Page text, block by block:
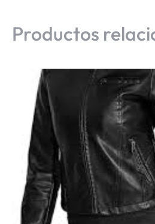
Productos